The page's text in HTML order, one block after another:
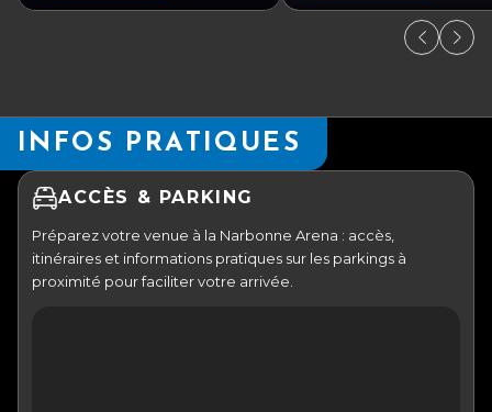
INFOS PRATIQUES
ACCÈS & PARKING
Préparez votre venue à la Narbonne Arena : accès,
itinéraires et informations pratiques sur les parkings à
proximité pour faciliter votre arrivée.